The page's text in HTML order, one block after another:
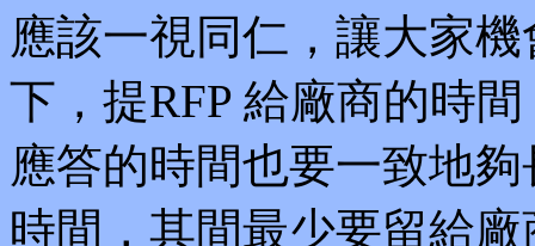
應該一視同仁，讓大家
下，提RFP 給廠商的時
應答的時間也要一致地
時間，其間最少要留給